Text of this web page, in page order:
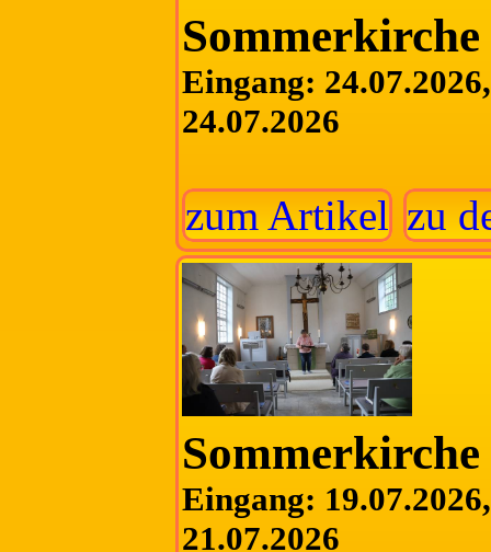
Eingang:
24.07.2026
zum Artikel zu
Eingang:
21.07.2026